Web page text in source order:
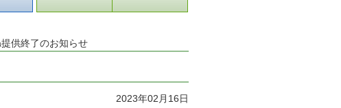
供終了のお知らせ
2023年02月16日